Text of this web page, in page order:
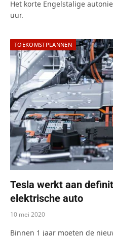
Het korte Engelstalige
uur.
TOEKOMSTPLANNEN
Tesla werkt aan
elektrische auto
10 mei 2020
Binnen 1 jaar moeten de